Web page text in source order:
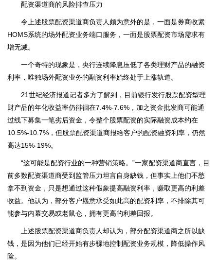
配资渠道商的风险排查压力
令上述股票配资渠道商负责人颇为意外的是，一面是券商收紧
HOMS系统的场外配资业务端口服务，一面是股票配资市场需求有
增无减。
一个奇特的现象是，央行连续降息压低了各类理财产品的融资
利率，唯独场外配资业务的融资利率始终处于上涨轨道。
21世纪经济报道记者多方了解到，目前银行发行股票配资型理
财产品的年化收益率仍徘徊在7.4%-7.6%，加之资金批发商可能通
过线下募集一笔劣后资金，令整个股票配资的实际融资成本约在
10.5%-10.7%，但股票配资渠道商报给客户的配资融资利率，仍然
高达15%-19%。
“这可能是配资行业的一种营销策略。”一家配资渠道商直言，目
前多数配资渠道商受到监管压力坦言自身缺钱，但事实上他们不愁
拿不到资金，只是想通过这种假象提高融资利率，赚取更高的利差
收益。他认为，部分客户愿意承受如此高的配资利率，不排除其可
能参与内幕交易或老鼠仓，拥有更高的利差回报。
上述股票配资渠道商负责人却认为，部分配资渠道商之所以缺
钱，是因为他们已经开始有步骤地控制配资业务规模，降低操作风
险。